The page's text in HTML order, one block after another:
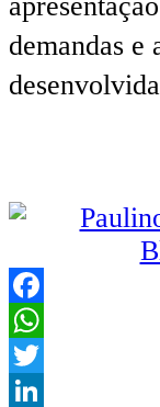
demandas e
Facebook
WhatsApp
Twitter